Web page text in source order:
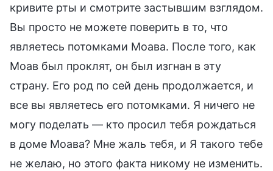
кривите рты и смотрите застывшим взглядом.
Вы просто не можете поверить в то, что
являетесь потомками Моава. После того, как
Моав был проклят, он был изгнан в эту
страну. Его род по сей день продолжается, и
все вы являетесь его потомками. Я ничего не
могу поделать — кто просил тебя рождаться
в доме Моава? Мне жаль тебя, и Я такого тебе
не желаю, но этого факта никому не изменить.